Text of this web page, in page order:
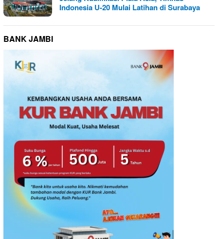
Indonesia U-20 Mulai Latihan di Surabaya
BANK JAMBI